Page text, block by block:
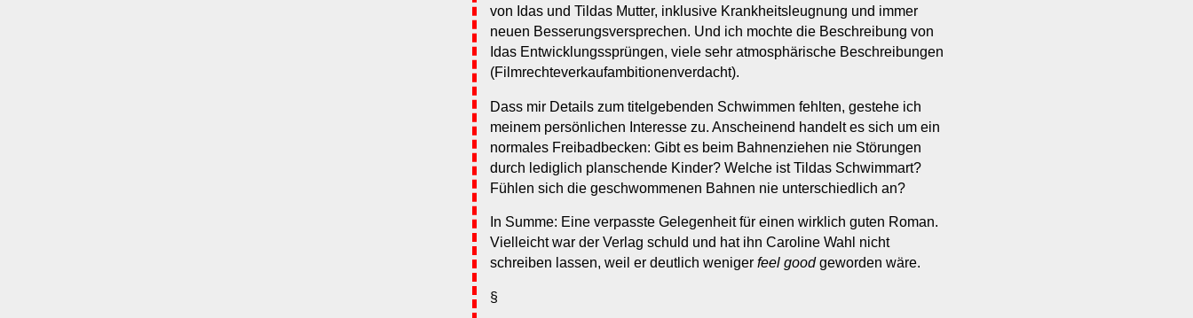
von Idas und Tildas Mutter, inklusive Krankheitsleugnung und immer
neuen Besserungsversprechen. Und ich mochte die Beschreibung von
Idas Entwicklungssprüngen, viele sehr atmosphärische Beschreibungen
(Filmrechteverkaufambitionenverdacht).
Dass mir Details zum titelgebenden Schwimmen fehlten, gestehe ich
meinem persönlichen Interesse zu. Anscheinend handelt es sich um ein
normales Freibadbecken: Gibt es beim Bahnenziehen nie Störungen
durch lediglich planschende Kinder? Welche ist Tildas Schwimmart?
Fühlen sich die geschwommenen Bahnen nie unterschiedlich an?
In Summe: Eine verpasste Gelegenheit für einen wirklich guten Roman.
Vielleicht war der Verlag schuld und hat ihn Caroline Wahl nicht
schreiben lassen, weil er deutlich weniger feel good geworden wäre.
§